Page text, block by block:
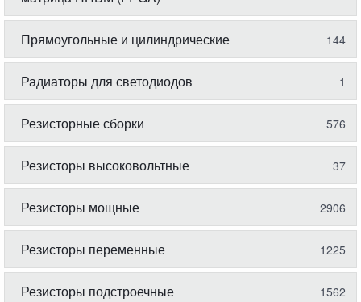
Прямоугольные и цилиндрические 144
Радиаторы для светодиодов 1
Резисторные сборки 576
Резисторы высоковольтные 37
Резисторы мощные 2906
Резисторы переменные 1225
Резисторы подстроечные 1562